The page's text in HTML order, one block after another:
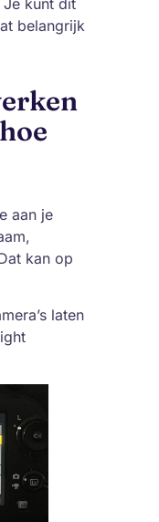
belangrijk
aan je
kan op
laten